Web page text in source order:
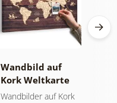
Wandbild auf
Kork Weltkarte
auf Holz
Wandbilder auf Kork